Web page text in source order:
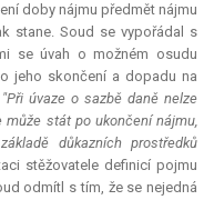
doby nájmu předmět nájmu
stane. Soud se vypořádal s
se úvah o možném osudu
jeho skončení a dopadu na
"Při úvaze o sazbě daně nelze
stát po ukončení nájmu,
důkazních prostředků
stěžovatele definicí pojmu
odmítl s tím, že se nejedná